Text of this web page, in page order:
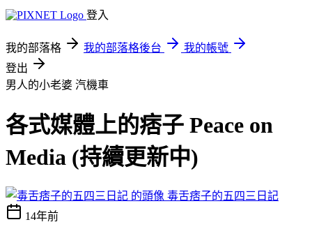
登入
我的部落格 我的部落格後台
我的帳號
登出
男人的小老婆 汽機車
各式媒體上的痞子 Peace on
Media (持續更新中)
毒舌痞子的五四三日記
14年前